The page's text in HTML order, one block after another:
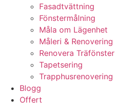
Fasadtvättning
Fönstermålning
Måla om Lägenhet
Måleri & Renovering
Renovera Träfönster
Tapetsering
Trapphusrenovering
Blogg
Offert